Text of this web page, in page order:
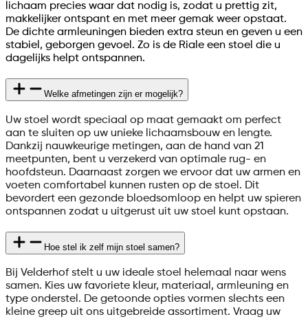
lichaam precies waar dat nodig is, zodat u prettig zit,
makkelijker ontspant en met meer gemak weer opstaat.
De dichte armleuningen bieden extra steun en geven u een
stabiel, geborgen gevoel. Zo is de Riale een stoel die u
dagelijks helpt ontspannen.
Welke afmetingen zijn er mogelijk?
Uw stoel wordt speciaal op maat gemaakt om perfect
aan te sluiten op uw unieke lichaamsbouw en lengte.
Dankzij nauwkeurige metingen, aan de hand van 21
meetpunten, bent u verzekerd van optimale rug- en
hoofdsteun. Daarnaast zorgen we ervoor dat uw armen en
voeten comfortabel kunnen rusten op de stoel. Dit
bevordert een gezonde bloedsomloop en helpt uw spieren
ontspannen zodat u uitgerust uit uw stoel kunt opstaan.
Hoe stel ik zelf mijn stoel samen?
Bij Velderhof stelt u uw ideale stoel helemaal naar wens
samen. Kies uw favoriete kleur, materiaal, armleuning en
type onderstel. De getoonde opties vormen slechts een
kleine greep uit ons uitgebreide assortiment. Vraag uw